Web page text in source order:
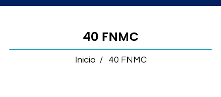
40 FNMC
Inicio / 40 FNMC